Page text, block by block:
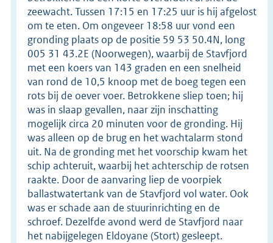
zeewacht. Tussen 17:15 en 17:25 uur is hij afgelost
om te eten. Om ongeveer 18:58 uur vond een
gronding plaats op de positie 59 53 50.4N, long
005 31 43.2E (Noorwegen), waarbij de Stavfjord
met een koers van 143 graden en een snelheid
van rond de 10,5 knoop met de boeg tegen een
rots bij de oever voer. Betrokkene sliep toen; hij
was in slaap gevallen, naar zijn inschatting
mogelijk circa 20 minuten voor de gronding. Hij
was alleen op de brug en het wachtalarm stond
uit. Na de gronding met het voorschip kwam het
schip achteruit, waarbij het achterschip de rotsen
raakte. Door de aanvaring liep de voorpiek
ballastwatertank van de Stavfjord vol water. Ook
was er schade aan de stuurinrichting en de
schroef. Dezelfde avond werd de Stavfjord naar
het nabijgelegen Eldoyane (Stort) gesleept.